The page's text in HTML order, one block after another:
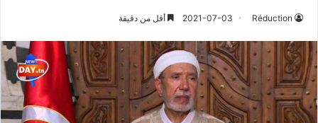
Réduction
2021-07-03 أقل من دقيقة